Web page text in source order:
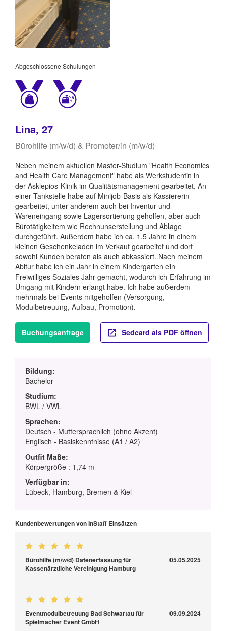
Abgeschlossene Schulungen
Lina, 27
Bürohilfe (m/w/d) & Promoter/in (m/w/d)
Neben meinem aktuellen Master-Studium "Health Economics
and Health Care Management" habe als Werkstudentin in
der Asklepios-Klinik im Qualitätsmanagement gearbeitet. An
einer Tankstelle habe auf Minijob-Basis als Kassiererin
gearbeitet, unter anderem auch bei Inventur und
Wareneingang sowie Lagersortierung geholfen, aber auch
Bürotätigkeitem wie Rechnunserstellung und Ablage
durchgeführt. Außerdem habe ich ca. 1,5 Jahre in einem
kleinen Geschenkeladen im Verkauf gearbeitet und dort
sowohl Kunden beraten als auch abkassiert. Nach meinem
Abitur habe ich ein Jahr in einem Kindergarten ein
Freiwilliges Soziales Jahr gemacht, wodurch ich Erfahrung im
Umgang mit Kindern erlangt habe. Ich habe außerdem
mehrmals bei Events mitgeholfen (Versorgung,
Modulbetreuung, Aufbau, Promotion).
Buchungsanfrage Sedcard als PDF öffnen
Bildung:
Bachelor
Studium:
BWL / VWL
Sprachen:
Deutsch - Muttersprachlich (ohne Akzent)
Englisch - Basiskenntnisse (A1 / A2)
Outfit Maße:
Körpergröße : 1,74 m
Verfügbar in:
Lübeck, Hamburg, Bremen & Kiel
Kundenbewertungen von InStaff Einsätzen
Bürohilfe (m/w/d) Datenerfassung für
Kassenärztliche Vereinigung Hamburg
05.05.2025
Eventmodulbetreuung Bad Schwartau für
Spielmacher Event GmbH
09.09.2024